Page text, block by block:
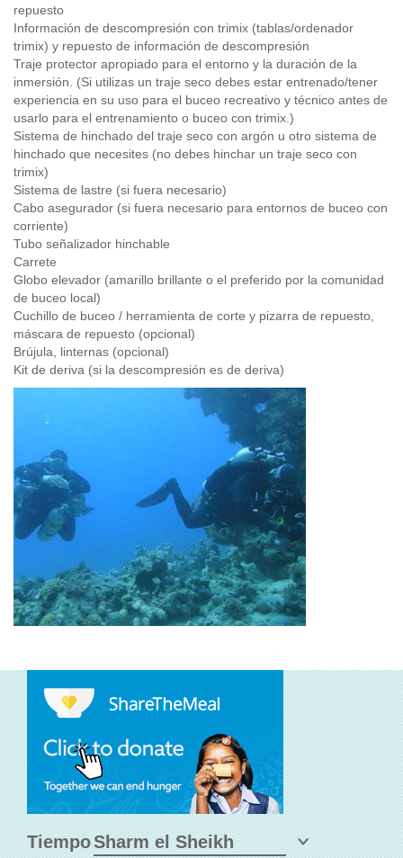
repuesto
Información de descompresión con trimix (tablas/ordenador
trimix) y repuesto de información de descompresión
Traje protector apropiado para el entorno y la duración de la
inmersión. (Si utilizas un traje seco debes estar entrenado/tener
experiencia en su uso para el buceo recreativo y técnico antes de
usarlo para el entrenamiento o buceo con trimix.)
Sistema de hinchado del traje seco con argón u otro sistema de
hinchado que necesites (no debes hinchar un traje seco con
trimix)
Sistema de lastre (si fuera necesario)
Cabo asegurador (si fuera necesario para entornos de buceo con
corriente)
Tubo señalizador hinchable
Carrete
Globo elevador (amarillo brillante o el preferido por la comunidad
de buceo local)
Cuchillo de buceo / herramienta de corte y pizarra de repuesto,
máscara de repuesto (opcional)
Brújula, linternas (opcional)
Kit de deriva (si la descompresión es de deriva)
Tiempo